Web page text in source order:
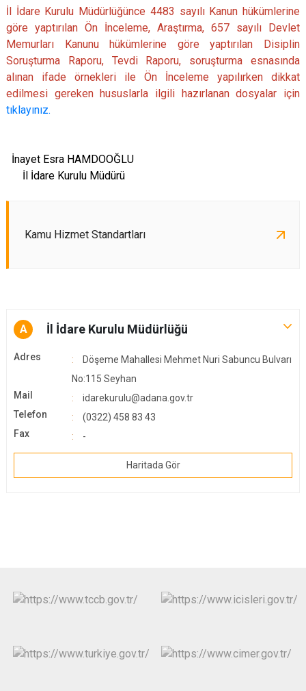
İl İdare Kurulu Müdürlüğünce 4483 sayılı Kanun hükümlerine
göre yaptırılan Ön İnceleme, Araştırma, 657 sayılı Devlet
Memurları Kanunu hükümlerine göre yaptırılan Disiplin
Soruşturma Raporu, Tevdi Raporu, soruşturma esnasında
alınan ifade örnekleri ile Ön İnceleme yapılırken dikkat
edilmesi gereken hususlarla ilgili hazırlanan dosyalar için
tıklayınız.
İnayet Esra HAMDOOĞLU
İl İdare Kurulu Müdürü
Kamu Hizmet Standartları
A İl İdare Kurulu Müdürlüğü
Adres
Döşeme Mahallesi Mehmet Nuri Sabuncu Bulvarı
No:115 Seyhan
Mail
idarekurulu@adana.gov.tr
Telefon
(0322) 458 83 43
Fax
-
Haritada Gör